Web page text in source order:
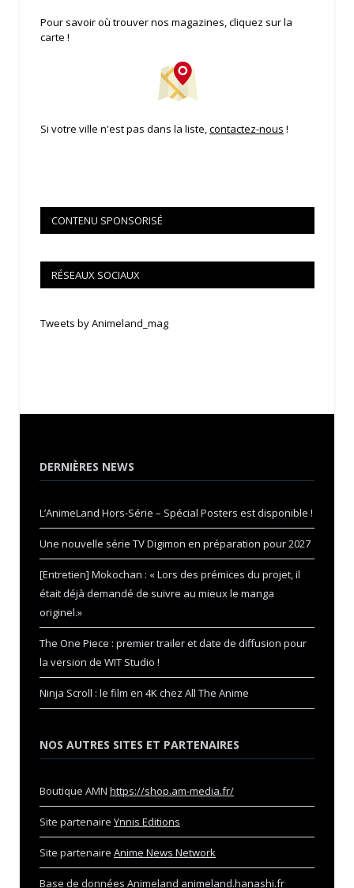
Pour savoir où trouver nos magazines, cliquez sur la
carte !
Si votre ville n'est pas dans la liste,contactez-nous !
CONTENU SPONSORISÉ
RÉSEAUX SOCIAUX
Tweets by Animeland_mag
DERNIÈRES NEWS
L’AnimeLand Hors-Série – Spécial Posters est disponible !
Une nouvelle série TV Digimon en préparation pour 2027
[Entretien] Mokochan : « Lors des prémices du projet, il
était déjà demandé de suivre au mieux le manga
originel.»
The One Piece : premier trailer et date de diffusion pour
la version de WIT Studio !
Ninja Scroll : le film en 4K chez All The Anime
NOS AUTRES SITES ET PARTENAIRES
Boutique AMN https://shop.am-media.fr/
Site partenaire Ynnis Editions
Site partenaire Anime News Network
Base de données Animeland animeland.hanashi.fr